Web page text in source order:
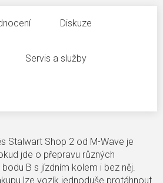
Diskuze
Servis a služby
Stalwart Shop 2 od M-Wave je
jde o přepravu různých
B s jízdním kolem i bez něj.
lze vozík jednoduše protáhnout